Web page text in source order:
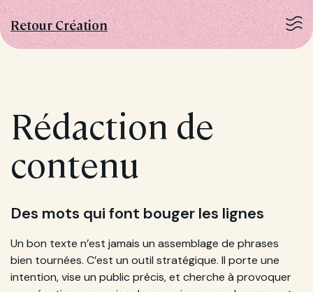
Retour Création
Rédaction de
contenu
Des mots qui font bouger les lignes
Un bon texte n’est jamais un assemblage de phrases
bien tournées. C’est un outil stratégique. Il porte une
intention, vise un public précis, et cherche à provoquer